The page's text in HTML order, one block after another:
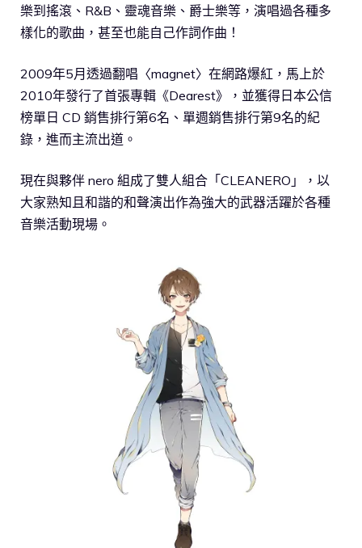
樂到搖滾、R&B、靈魂音樂、爵士樂等，演唱過各種多
樣化的歌曲，甚至也能自己作詞作曲！
2009年5月透過翻唱〈magnet〉在網路爆紅，馬上於
2010年發行了首張專輯《Dearest》，並獲得日本公信
榜單日 CD 銷售排行第6名、單週銷售排行第9名的紀
錄，進而主流出道。
現在與夥伴 nero 組成了雙人組合「CLEANERO」，以
大家熟知且和諧的和聲演出作為強大的武器活躍於各種
音樂活動現場。